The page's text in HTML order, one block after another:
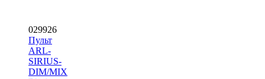
029926
Пульт
ARL-
SIRIUS-
DIM/MIX